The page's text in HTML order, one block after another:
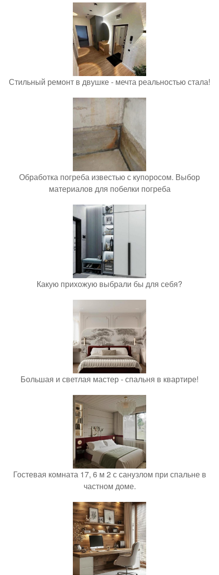
Стильный ремонт в двушке - мечта реальностью стала!
Обработка погреба известью с купоросом. Выбор
материалов для побелки погреба
Какую прихожую выбрали бы для себя?
Большая и светлая мастер - спальня в квартире!
Гостевая комната 17, 6 м 2 с санузлом при спальне в
частном доме.